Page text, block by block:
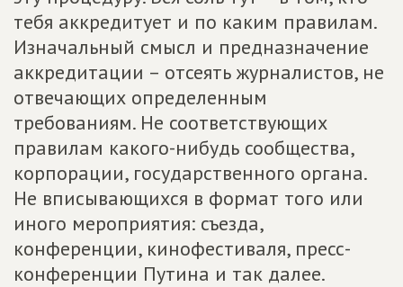
тебя аккредитует и по каким правилам.
Изначальный смысл и предназначение
аккредитации – отсеять журналистов, не
отвечающих определенным
требованиям. Не соответствующих
правилам какого-нибудь сообщества,
корпорации, государственного органа.
Не вписывающихся в формат того или
иного мероприятия: съезда,
конференции, кинофестиваля, пресс-
конференции Путина и так далее.